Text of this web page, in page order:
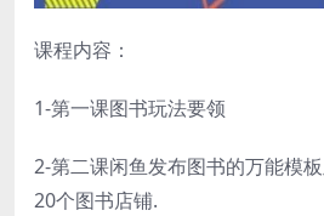
课程内容：
1-第一课图书玩法要领
2-第二课闲鱼发布图书的万能模
20个图书店铺.